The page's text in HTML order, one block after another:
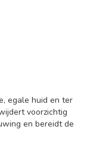
egale huid en ter
voorzichtig
en bereidt de